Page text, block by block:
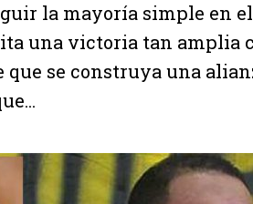
la mayoría simple en el
una victoria tan amplia
que se construya una